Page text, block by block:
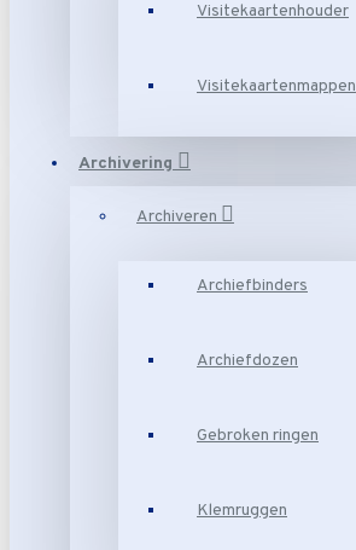
Visitekaartenhouder
Visitekaartenmappen
Archivering
Archiveren
Archiefbinders
Archiefdozen
Gebroken ringen
Klemruggen